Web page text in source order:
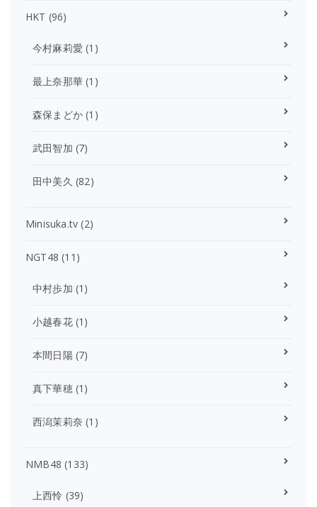
HKT (96)
今村麻莉愛 (1)
最上奈那華 (1)
森保まどか (1)
武田智加 (7)
田中美久 (82)
Minisuka.tv (2)
NGT48 (11)
中村歩加 (1)
小越春花(1)
本間日陽(7)
真下華穂(1)
西潟茉莉奈 (1)
NMB48 (133)
上西怜 (39)